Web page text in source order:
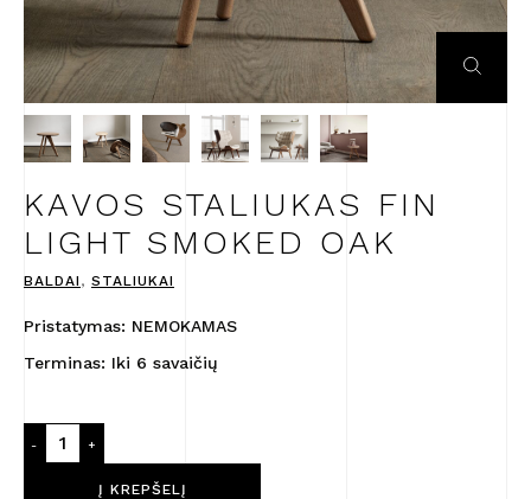
KAVOS STALIUKAS FIN
LIGHT SMOKED OAK
BALDAI , STALIUKAI
Pristatymas: NEMOKAMAS
Terminas: Iki 6 savaičių
-
kiekis:
+
Į KREPŠELĮ